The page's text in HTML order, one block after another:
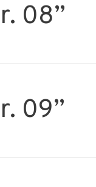
08”
09”